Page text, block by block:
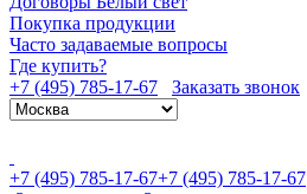
Покупка продукции
Часто задаваемые вопросы
Где купить?
+7 (495) 785-17-67
Заказать звонок
+7 (495) 785-17-67+7 (495) 785-17-67